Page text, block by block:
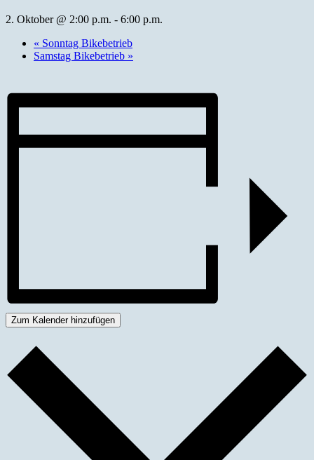
2. Oktober @ 2:00 p.m. - 6:00 p.m.
« Sonntag Bikebetrieb
Samstag Bikebetrieb »
Zum Kalender hinzufügen